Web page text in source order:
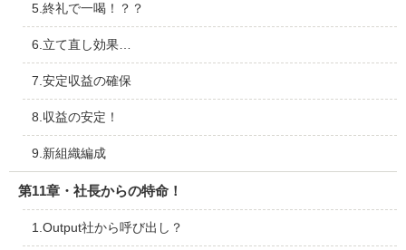
5.終礼で一喝！？？
6.立て直し効果…
7.安定収益の確保
8.収益の安定！
9.新組織編成
第11章・社長からの特命！
1.Output社から呼び出し？